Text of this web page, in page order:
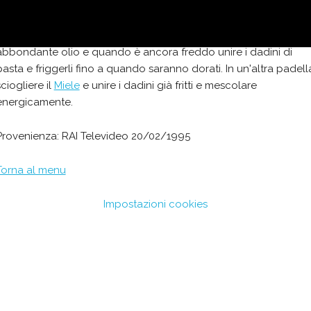
olio e quando è ancora freddo unire i dadini di
e friggerli fino a quando saranno dorati. In un'altra
il Mielee unire i dadini già fritti e mescolare
RAI Televideo 20/02/1995
al menu
Impostazioni cookies